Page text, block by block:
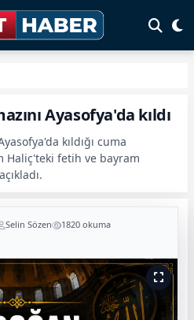
Ayasofya'da kıldı
kıldığı cuma
Haliç'teki fetih ve bayram
Selin Sözen 1820 okuma